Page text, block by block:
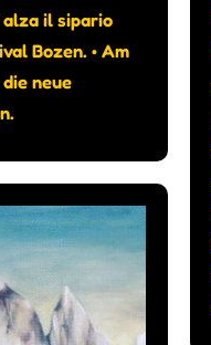
il sipario
Bozen. • Am
neue